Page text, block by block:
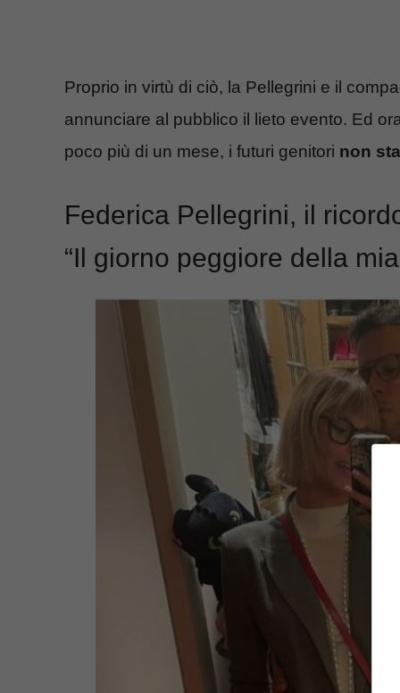
Proprio in virtù di ciò, la Pellegrini e il
annunciare al pubblico il lieto evento. Ed
poco più di un mese, i futuri genitori non
Federica Pellegrini, il
“Il giorno peggiore della